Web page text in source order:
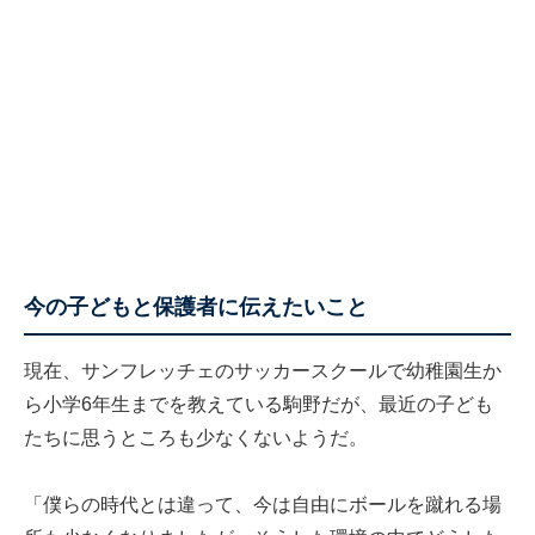
今の子どもと保護者に伝えたいこと
現在、サンフレッチェのサッカースクールで幼稚園生か
ら小学6年生までを教えている駒野だが、最近の子ども
たちに思うところも少なくないようだ。
「僕らの時代とは違って、今は自由にボールを蹴れる場